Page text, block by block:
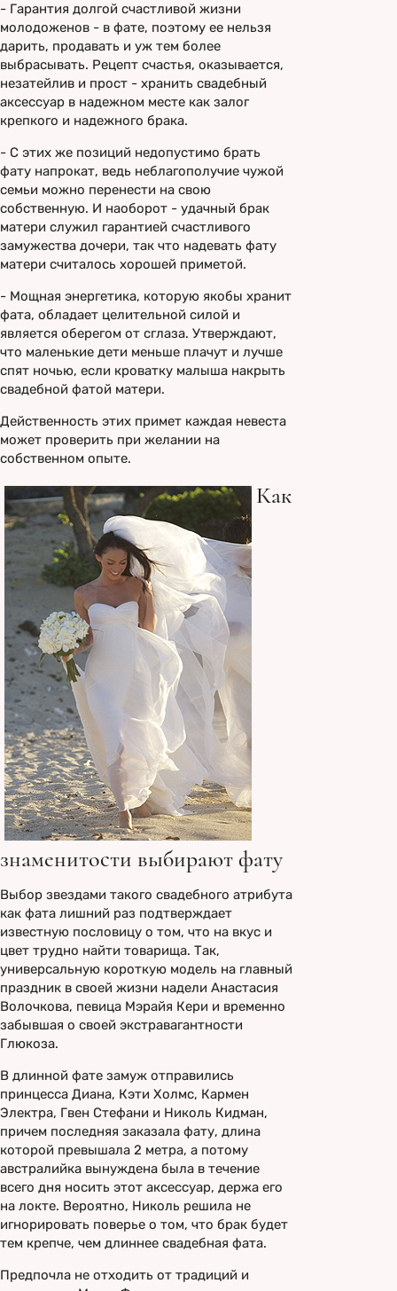
- Гарантия долгой счастливой жизни
молодоженов - в фате, поэтому ее нельзя
дарить, продавать и уж тем более
выбрасывать. Рецепт счастья, оказывается,
незатейлив и прост - хранить свадебный
аксессуар в надежном месте как залог
крепкого и надежного брака.
- С этих же позиций недопустимо брать
фату напрокат, ведь неблагополучие чужой
семьи можно перенести на свою
собственную. И наоборот - удачный брак
матери служил гарантией счастливого
замужества дочери, так что надевать фату
матери считалось хорошей приметой.
- Мощная энергетика, которую якобы хранит
фата, обладает целительной силой и
является оберегом от сглаза. Утверждают,
что маленькие дети меньше плачут и лучше
спят ночью, если кроватку малыша накрыть
свадебной фатой матери.
Действенность этих примет каждая невеста
может проверить при желании на
собственном опыте.
Как
знаменитости выбирают фату
Выбор звездами такого свадебного атрибута
как фата лишний раз подтверждает
известную пословицу о том, что на вкус и
цвет трудно найти товарища. Так,
универсальную короткую модель на главный
праздник в своей жизни надели Анастасия
Волочкова, певица Мэрайя Кери и временно
забывшая о своей экстравагантности
Глюкоза.
В длинной фате замуж отправились
принцесса Диана, Кэти Холмс, Кармен
Электра, Гвен Стефани и Николь Кидман,
причем последняя заказала фату, длина
которой превышала 2 метра, а потому
австралийка вынуждена была в течение
всего дня носить этот аксессуар, держа его
на локте. Вероятно, Николь решила не
игнорировать поверье о том, что брак будет
тем крепче, чем длиннее свадебная фата.
Предпочла не отходить от традиций и